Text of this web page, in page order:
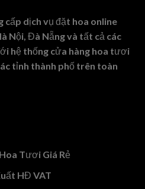
cấp dịch vụ đặt hoa online
Nội, Đà Nẵng và tất cả các
hệ thống cửa hàng hoa tươi
tỉnh thành phố trên toàn
Tươi Giá Rẻ
HĐ VAT